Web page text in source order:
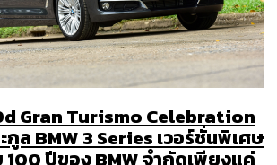
Gran Turismo Celebration
ล BMW 3 Series เวอร์ชั่นพิเศษ
ปีของ BMW จำกัดเพียงแค่